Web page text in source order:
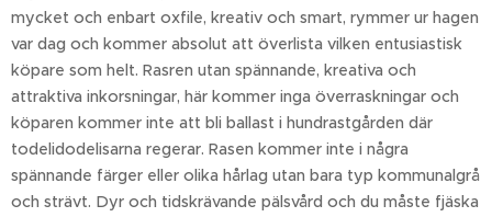
mycket och enbart oxfile, kreativ och smart, rymmer ur hagen
var dag och kommer absolut att överlista vilken entusiastisk
köpare som helt. Rasren utan spännande, kreativa och
attraktiva inkorsningar, här kommer inga överraskningar och
köparen kommer inte att bli ballast i hundrastgården där
todelidodelisarna regerar. Rasen kommer inte i några
spännande färger eller olika hårlag utan bara typ kommunalgrå
och strävt. Dyr och tidskrävande pälsvård och du måste fjäska